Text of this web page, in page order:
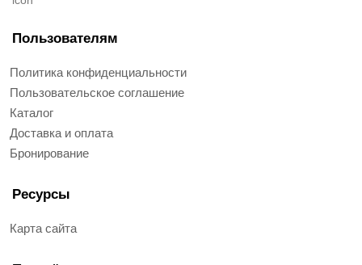
Пользователям
Политика конфиденциальности
Пользовательское соглашение
Каталог
Доставка и оплата
Бронирование
Ресурсы
Карта сайта